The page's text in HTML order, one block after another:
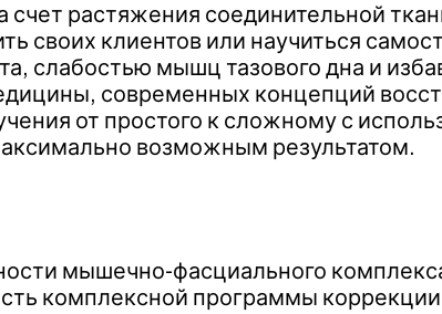
растяжения соединительной
своих клиентов или научиться
слабостью мышц тазового дна и
современных концепций
от простого к сложному с
возможным результатом.
мышечно-фасциального
комплексной программы коррекции